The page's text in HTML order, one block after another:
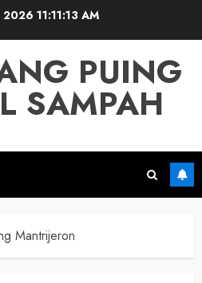
2026 11:11:13 AM
PUING
SAMPAH
Mantrijeron